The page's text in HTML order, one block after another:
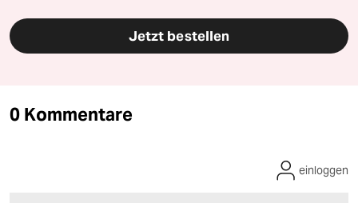
Jetzt bestellen
0 Kommentare
einloggen